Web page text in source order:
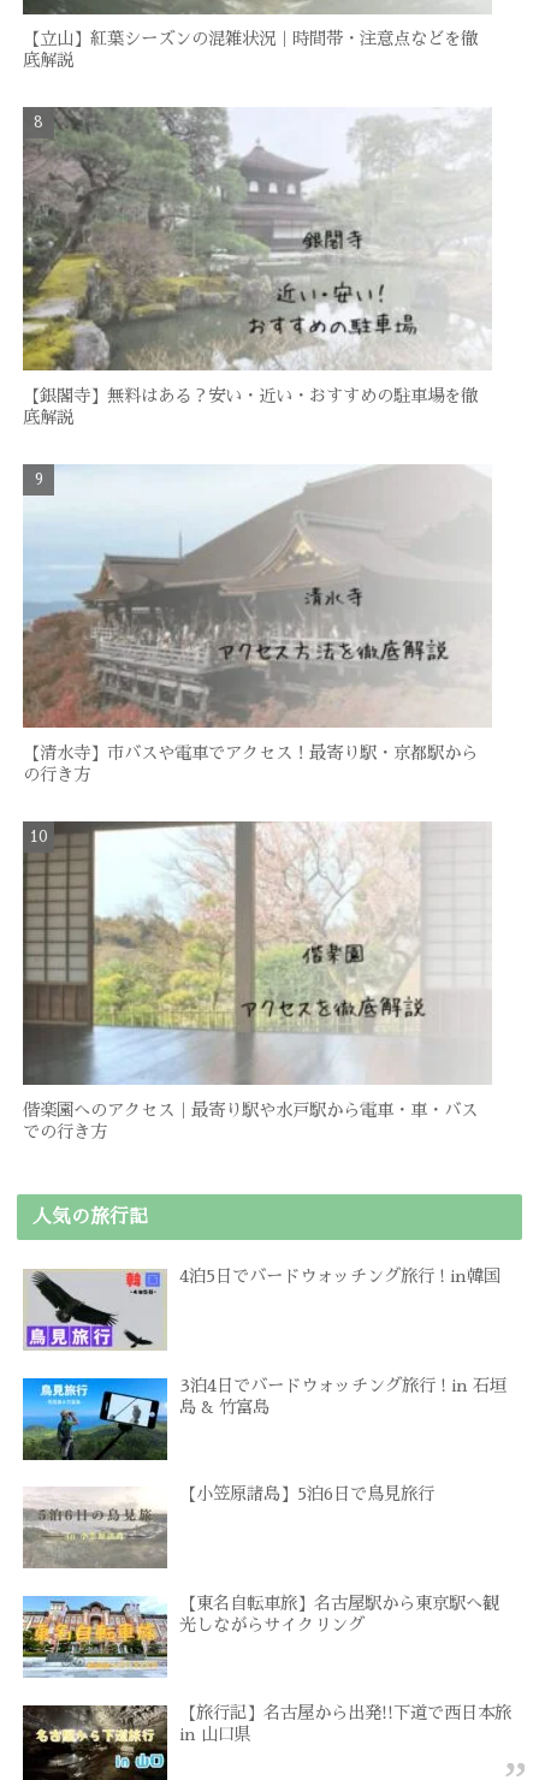
【立山】紅葉シーズンの混雑状況｜時間帯・注意点などを徹
底解説
【銀閣寺】無料はある？安い・近い・おすすめの駐車場を徹
底解説
【清水寺】市バスや電車でアクセス！最寄り駅・京都駅から
の行き方
偕楽園へのアクセス｜最寄り駅や水戸駅から電車・車・バス
での行き方
人気の旅行記
4泊5日でバードウォッチング旅行 ! in韓国
3泊4日でバードウォッチング旅行 ! in 石垣
島 & 竹富島
【小笠原諸島】5泊6日で鳥見旅行
【東名自転車旅】名古屋駅から東京駅へ観
光しながらサイクリング
【旅行記】名古屋から出発!!下道で西日本旅
in 山口県